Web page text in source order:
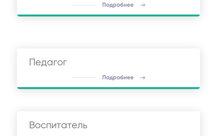
Подробнее
Педагог
Подробнее
Воспитатель